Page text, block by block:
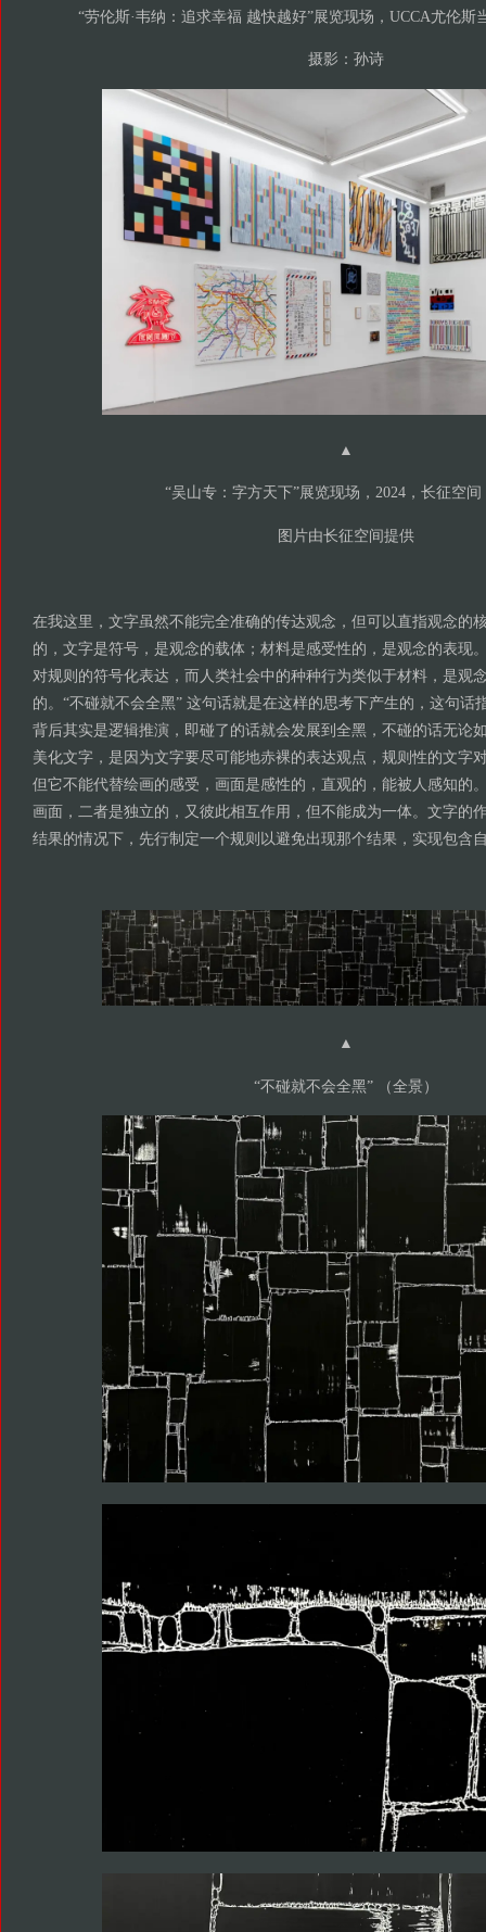
“劳伦斯·韦纳：追求幸福 越快越好”展览现场，UCCA尤伦斯
摄影：孙诗
▲
“吴山专：字方天下”展览现场，2024，长征空间
图片由长征空间提供
在我这里，文字虽然不能完全准确的传达观念，但可以直指观念的
的，文字是符号，是观念的载体；材料是感受性的，是观念的表现
对规则的符号化表达，而人类社会中的种种行为类似于材料，是观
的。“不碰就不会全黑” 这句话就是在这样的思考下产生的，这句话
背后其实是逻辑推演，即碰了的话就会发展到全黑，不碰的话无论
美化文字，是因为文字要尽可能地赤裸的表达观点，规则性的文字
但它不能代替绘画的感受，画面是感性的，直观的，能被人感知的
画面，二者是独立的，又彼此相互作用，但不能成为一体。文字的
结果的情况下，先行制定一个规则以避免出现那个结果，实现包含
▲
“不碰就不会全黑” （全景）